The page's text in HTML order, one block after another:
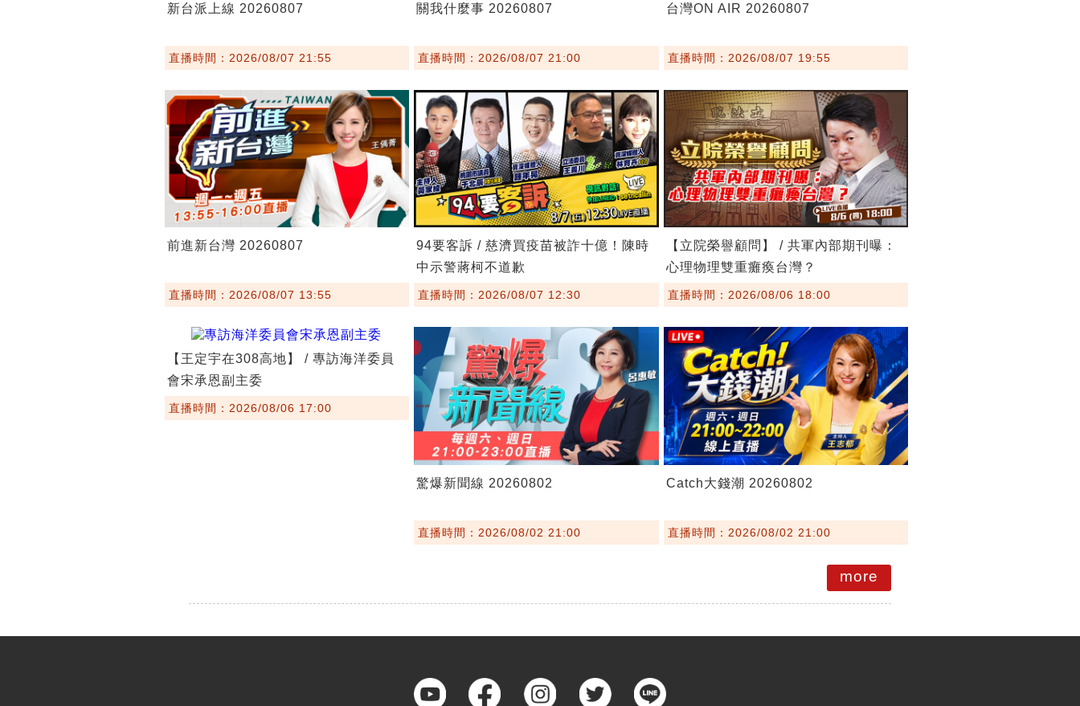
新台派上線 20260807
直播時間：2026/08/07 21:55
關我什麼事 20260807
直播時間：2026/08/07 21:00
台灣ON AIR 20260807
直播時間：2026/08/07 19:55
前進新台灣 20260807
直播時間：2026/08/07 13:55
94要客訴 / 慈濟買疫苗被詐十億！陳時
中示警蔣柯不道歉
直播時間：2026/08/07 12:30
【立院榮譽顧問】 / 共軍內部期刊曝：
心理物理雙重癱瘓台灣？
直播時間：2026/08/06 18:00
【王定宇在308高地】 / 專訪海洋委員
會宋承恩副主委
直播時間：2026/08/06 17:00
驚爆新聞線 20260802
直播時間：2026/08/02 21:00
Catch大錢潮 20260802
直播時間：2026/08/02 21:00
more